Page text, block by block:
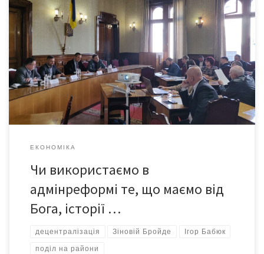
Як область ділитимуть на райони по-новому,
обговорили днями в Чернівцях. Для цього зібрали за «круглим
столом» експертів, представників органів державної влади
обласного і районного рівнів, місцевого самоврядування
(обласної ради, районних рад, ОТГ). Казали, що це конче
треба обговорювати, адже саме через недостатність
спілкування досі не всі ОТГ утворені і подекуди конфлікти […]
ЕКОНОМІКА
Чи використаємо в
адмінреформі те, що маємо від
Бога, історії …
децентралізація Зіновій Бройде Ігор Бабюк
поділ на райони